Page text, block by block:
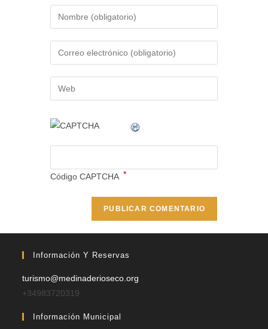
Código CAPTCHA *
Información Y Reservas
turismo@medinaderioseco.org
+34983720319
Información Municipal